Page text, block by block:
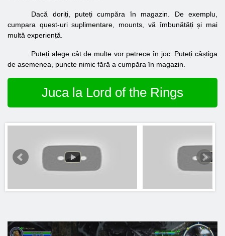
Dacă doriți, puteți cumpăra în magazin. De exemplu,
cumpara quest-uri suplimentare, mounts, vă îmbunătăți și mai
multă experiență.
Puteți alege cât de multe vor petrece în joc. Puteți câștiga
de asemenea, puncte nimic fără a cumpăra în magazin.
Juca la Lord of the Rings